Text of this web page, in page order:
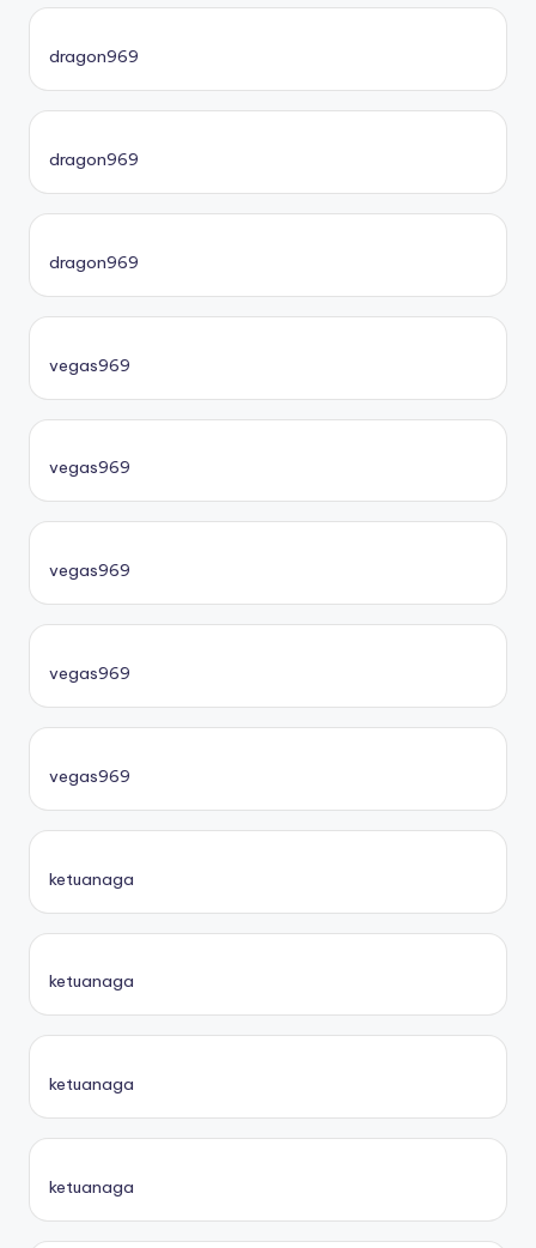
dragon969
dragon969
dragon969
vegas969
vegas969
vegas969
vegas969
vegas969
ketuanaga
ketuanaga
ketuanaga
ketuanaga